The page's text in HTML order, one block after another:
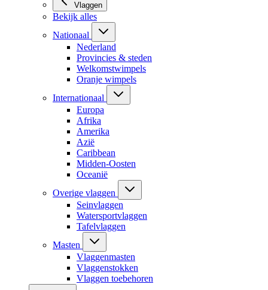
Vlaggen
Bekijk alles
Nationaal
Nederland
Provincies & steden
Welkomstwimpels
Oranje wimpels
Internationaal
Europa
Afrika
Amerika
Azië
Caribbean
Midden-Oosten
Oceanië
Overige vlaggen
Seinvlaggen
Watersportvlaggen
Tafelvlaggen
Masten
Vlaggenmasten
Vlaggenstokken
Vlaggen toebehoren